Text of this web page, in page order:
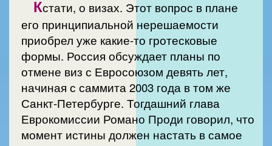
Кстати, о визах. Этот вопрос в плане
его принципиальной нерешаемости
приобрел уже какие-то гротесковые
формы. Россия обсуждает планы по
отмене виз с Евросоюзом девять лет,
начиная с саммита 2003 года в том же
Санкт-Петербурге. Тогдашний глава
Еврокомиссии Романо Проди говорил, что
момент истины должен настать в самое